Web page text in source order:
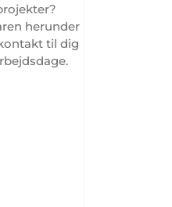
herunder
til dig